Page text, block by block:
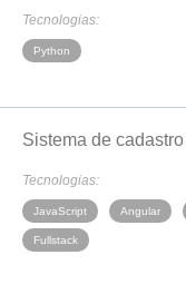
Tecnologias:
Python
Sistema de
Tecnologias:
JavaScript Angular
Fullstack